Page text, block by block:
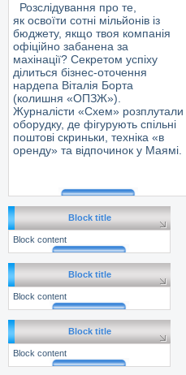
Розслідування про те,
як освоїти сотні мільйонів із
бюджету, якщо твоя компанія
офіційно забанена за
махінації? Секретом успіху
ділиться бізнес-оточення
нардепа Віталія Борта
(колишня «ОПЗЖ»).
Журналісти «Схем» розплутали
оборудку, де фігурують спільні
поштові скриньки, техніка «в
оренду» та відпочинок у Маямі.
Block title
Block content
Block title
Block content
Block title
Block content